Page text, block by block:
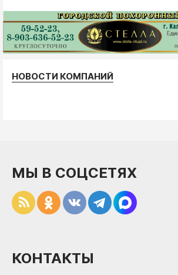
НОВОСТИ КОМПАНИЙ
МЫ В СОЦСЕТЯХ
КОНТАКТЫ